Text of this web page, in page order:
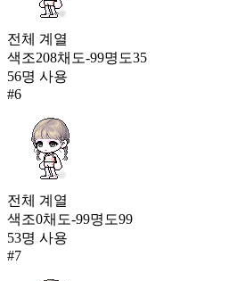
전체 계열
색조208채도-99명도35
56명 사용
#6
전체 계열
색조0채도-99명도99
53명 사용
#7